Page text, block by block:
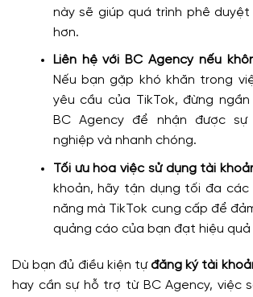
này sẽ giúp quá trình phê duyệt
hơn.
Liên hệ với BC Agency nếu
Nếu bạn gặp khó khăn trong
yêu cầu của TikTok, đừng
BC Agency để nhận được
nghiệp và nhanh chóng.
Tối ưu hóa việc sử dụng tài
khoản, hãy tận dụng tối đa các
năng mà TikTok cung cấp để
quảng cáo của bạn đạt hiệu
Dù bạn đủ điều kiện tựđăng ký tài
hay cần sự hỗ trợ từ BC Agency, việc